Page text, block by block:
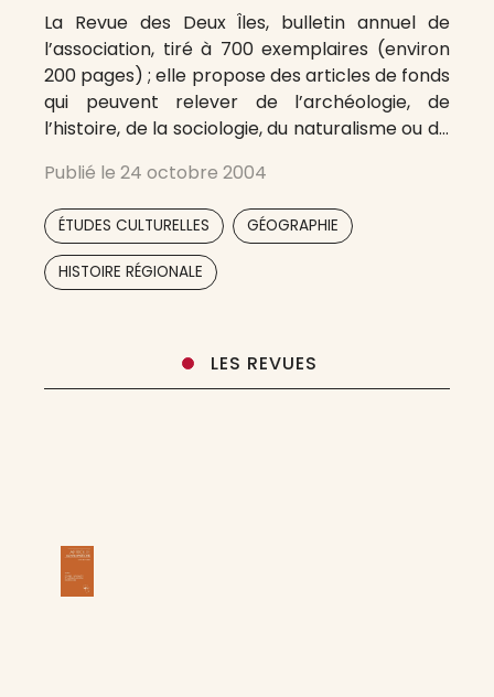
La Revue des Deux Îles, bulletin annuel de
l’association, tiré à 700 exemplaires (environ
200 pages) ; elle propose des articles de fonds
qui peuvent relever de l’archéologie, de
l’histoire, de la sociologie, du naturalisme ou de
Formulaire de contact
Publié le 24 octobre 2004
ÉTUDES CULTURELLES GÉOGRAPHIE
HISTOIRE RÉGIONALE
LES REVUES